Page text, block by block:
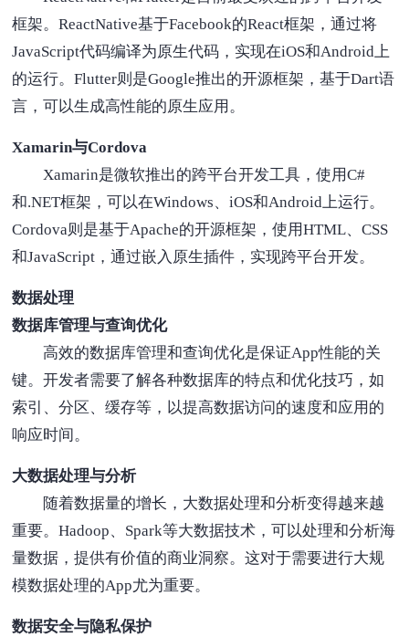
框架。ReactNative基于Facebook的React框架，通过将
JavaScript代码编译为原生代码，实现在iOS和Android上
的运行。Flutter则是Google推出的开源框架，基于Dart语
言，可以生成高性能的原生应用。
Xamarin与Cordova
Xamarin是微软推出的跨平台开发工具，使用C#
和.NET框架，可以在Windows、iOS和Android上运行。
Cordova则是基于Apache的开源框架，使用HTML、CSS
和JavaScript，通过嵌入原生插件，实现跨平台开发。
数据处理
数据库管理与查询优化
高效的数据库管理和查询优化是保证App性能的关
键。开发者需要了解各种数据库的特点和优化技巧，如
索引、分区、缓存等，以提高数据访问的速度和应用的
响应时间。
大数据处理与分析
随着数据量的增长，大数据处理和分析变得越来越
重要。Hadoop、Spark等大数据技术，可以处理和分析海
量数据，提供有价值的商业洞察。这对于需要进行大规
模数据处理的App尤为重要。
数据安全与隐私保护